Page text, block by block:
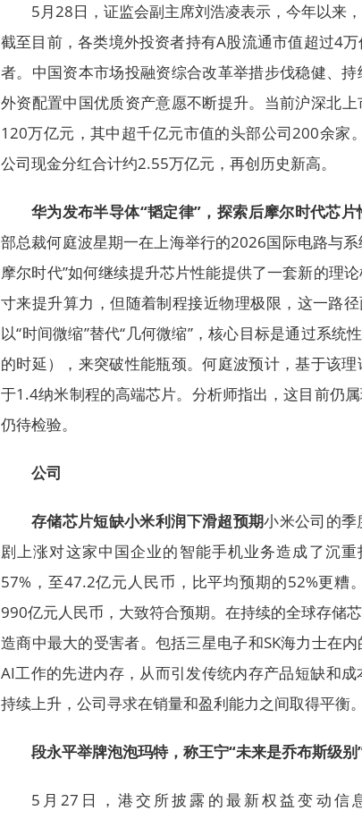
5月28日，证监会副主席刘浩凌表示，今年以来
截至目前，各类境外投资者持有A股流通市值超过4
者。中国资本市场投融资综合改革举措步伐稳健、
外资配置中国优质资产意愿不断提升。当前沪深北
120万亿元，其中超千亿元市值的头部公司200余家
公司现金分红合计约2.55万亿元，再创历史新高。
华为发布半导体“韬定律”，探索后摩尔时代芯
部总裁何庭波星期一在上海举行的2026国际电路与
摩尔时代”如何继续提升芯片性能提供了一套新的理
寸来提升算力，但随着制程接近物理极限，这一路
以“时间微缩”替代“几何微缩”，核心目标是通过系统
的时延），来突破性能瓶颈。何庭波预计，基于该
于1.4纳米制程的高端芯片。分析师指出，这目前仍
仍待检验。
公司
存储芯片短缺小米利润下滑超预期小米公司的
剧上涨对这家中国企业的智能手机业务造成了沉
57%，至47.2亿元人民币，比平均预期的52%更糟
990亿元人民币，大致符合预期。在持续的全球存储
造商中最大的受害者。包括三星电子和SK海力士在
AI工作的先进内存，从而引发传统内存产品短缺和
持续上升，公司寻求在销量和盈利能力之间取得平衡。
段永平举牌泡泡玛特，称王宁“未来是乔布斯级别
5月27日，港交所披露的最新权益变动信